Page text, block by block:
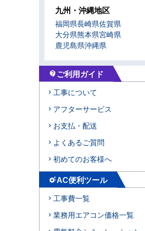
九州・沖縄地区
福岡県長崎県佐賀県
大分県熊本県宮崎県
鹿児島県沖縄県
contact_support ご利用ガイド
工事について
アフターサービス
お支払・配送
よくあるご質問
初めてのお客様へ
settings_suggestAC便利ツール
工事費一覧
業務用エアコン価格一覧